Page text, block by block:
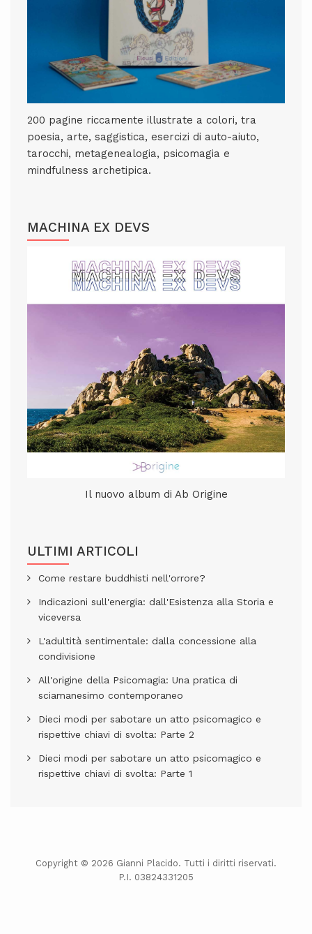
200 pagine riccamente illustrate a colori, tra
poesia, arte, saggistica, esercizi di auto-aiuto,
tarocchi, metagenealogia, psicomagia e
mindfulness archetipica.
MACHINA EX DEVS
Il nuovo album di Ab Origine
ULTIMI ARTICOLI
Come restare buddhisti nell'orrore?
Indicazioni sull'energia: dall'Esistenza alla Storia e
viceversa
L'adultità sentimentale: dalla concessione alla
condivisione
All'origine della Psicomagia: Una pratica di
sciamanesimo contemporaneo
Dieci modi per sabotare un atto psicomagico e
rispettive chiavi di svolta: Parte 2
Dieci modi per sabotare un atto psicomagico e
rispettive chiavi di svolta: Parte 1
Copyright © 2026 Gianni Placido. Tutti i diritti riservati.
P.I. 03824331205